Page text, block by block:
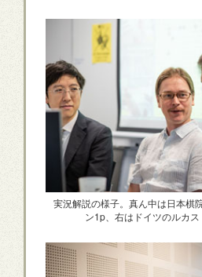
実況解説の様子。真ん中は日本棋
ン1p、右はドイツのルカス